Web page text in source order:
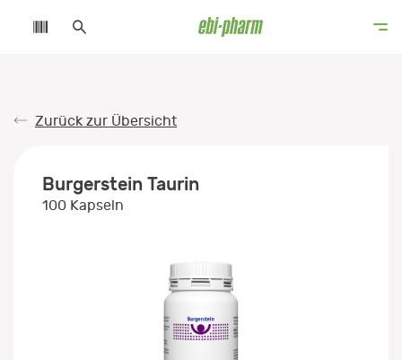
Zurück zur Übersicht
Burgerstein Taurin
100 Kapseln